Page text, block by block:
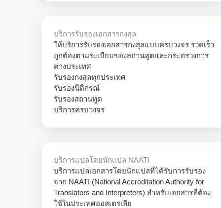
บริการรับรองเอกสารกงสุล
ให้บริการรับรองเอกสารกงสุลแบบครบวงจร รวดเร็ว
ถูกต้องตามระเบียบของสถานทูตและกระทรวงการ
ต่างประเทศ
รับรองกงสุลทุกประเทศ
รับรองนิติกรณ์
รับรองสถานทูต
บริการครบวงจร
บริการแปลโดยนักแปล NAATI
บริการแปลเอกสารโดยนักแปลที่ได้รับการรับรอง
จาก NAATI (National Accreditation Authority for
Translators and Interpreters) สำหรับเอกสารที่ต้อง
ใช้ในประเทศออสเตรเลีย